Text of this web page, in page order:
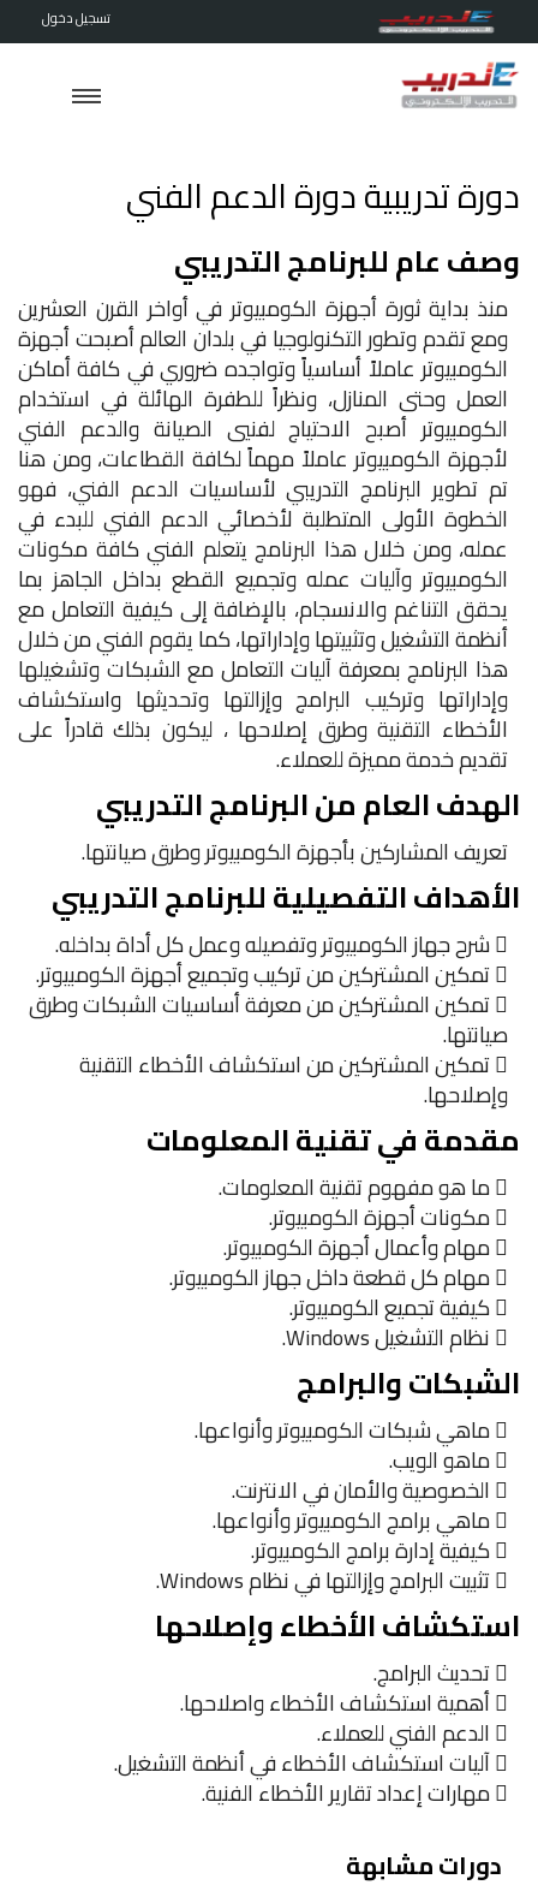
تسجيل دخول
دورة تدريبية دورة الدعم الفني
وصف عام للبرنامج التدريبي
منذ بداية ثورة أجهزة الكومبيوتر في أواخر القرن العشرين
ومع تقدم وتطور التكنولوجيا في بلدان العالم أصبحت أجهزة
الكومبيوتر عاملاً أساسياً وتواجده ضروري في كافة أماكن
العمل وحتى المنازل، ونظراً للطفرة الهائلة في استخدام
الكومبيوتر أصبح الاحتياج لفنيي الصيانة والدعم الفني
لأجهزة الكومبيوتر عاملاً مهماً لكافة القطاعات، ومن هنا
تم تطوير البرنامج التدريبي لأساسيات الدعم الفني، فهو
الخطوة الأولى المتطلبة لأخصائي الدعم الفني للبدء في
عمله، ومن خلال هذا البرنامج يتعلم الفني كافة مكونات
الكومبيوتر وآليات عمله وتجميع القطع بداخل الجاهز بما
يحقق التناغم والانسجام، بالإضافة إلى كيفية التعامل مع
أنظمة التشغيل وتثبيتها وإداراتها، كما يقوم الفني من خلال
هذا البرنامج بمعرفة آليات التعامل مع الشبكات وتشغيلها
وإداراتها وتركيب البرامج وإزالتها وتحديثها واستكشاف
الأخطاء التقنية وطرق إصلاحها ، ليكون بذلك قادراً على
تقديم خدمة مميزة للعملاء.
الهدف العام من البرنامج التدريبي
تعريف المشاركين بأجهزة الكومبيوتر وطرق صيانتها.
الأهداف التفصيلية للبرنامج التدريبي
 شرح جهاز الكومبيوتر وتفصيله وعمل كل أداة بداخله.
 تمكين المشتركين من تركيب وتجميع أجهزة الكومبيوتر.
 تمكين المشتركين من معرفة أساسيات الشبكات وطرق
صيانتها.
 تمكين المشتركين من استكشاف الأخطاء التقنية
وإصلاحها.
مقدمة في تقنية المعلومات
 ما هو مفهوم تقنية المعلومات.
 مكونات أجهزة الكومبيوتر.
 مهام وأعمال أجهزة الكومبيوتر.
 مهام كل قطعة داخل جهاز الكومبيوتر.
 كيفية تجميع الكومبيوتر.
 نظام التشغيل Windows.
الشبكات والبرامج
 ماهي شبكات الكومبيوتر وأنواعها.
 ماهو الويب.
 الخصوصية والأمان في الانترنت.
 ماهي برامج الكومبيوتر وأنواعها.
 كيفية إدارة برامج الكومبيوتر.
 تثبيت البرامج وإزالتها في نظام Windows.
استكشاف الأخطاء وإصلاحها
 تحديث البرامج.
 أهمية استكشاف الأخطاء واصلاحها.
 الدعم الفني للعملاء.
 آليات استكشاف الأخطاء في أنظمة التشغيل.
 مهارات إعداد تقارير الأخطاء الفنية.
دورات مشابهة